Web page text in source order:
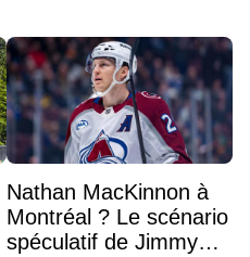
Nathan MacKinnon à
Montréal ? Le scénario
spéculatif de Jimmy